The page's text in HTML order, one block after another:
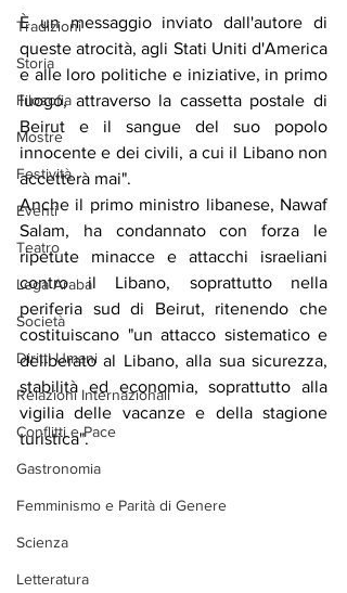
Tradizioni
Storia
Filosofia
Mostre
Festività
Eventi
Teatro
Lega Araba
Società
Diritti Umani
Relazioni Internazionali
Conflitti e Pace
Gastronomia
Femminismo e Parità di Genere
Scienza
Letteratura
È un messaggio inviato dall'autore di
queste atrocità, agli Stati Uniti d'America
e alle loro politiche e iniziative, in primo
luogo, attraverso la cassetta postale di
Beirut e il sangue del suo popolo
innocente e dei civili, a cui il Libano non
accetterà mai".
Anche il primo ministro libanese, Nawaf
Salam, ha condannato con forza le
ripetute minacce e attacchi israeliani
contro il Libano, soprattutto nella
periferia sud di Beirut, ritenendo che
costituiscano "un attacco sistematico e
deliberato al Libano, alla sua sicurezza,
stabilità ed economia, soprattutto alla
vigilia delle vacanze e della stagione
turistica".